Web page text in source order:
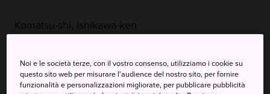
Komatsu-shi, Ishikawa-ken
Ricevere informazioni del traffico
Noi e le società terze, con il vostro consenso, utilizziamo i cookie su
questo sito web per misurare l'audience del nostro sito, per fornire
funzionalità e personalizzazioni migliorate, per pubblicare pubblicità